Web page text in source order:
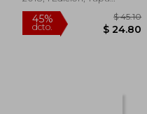
Blanda, Nuevo